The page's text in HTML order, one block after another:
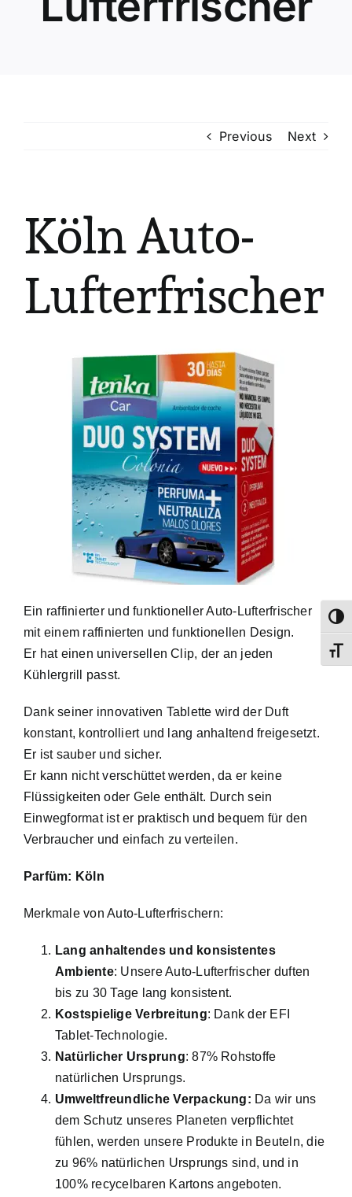
Previous Next
Köln Auto-
Lufterfrischer
Ein raffinierter und funktioneller Auto-Lufterfrischer
mit einem raffinierten und funktionellen Design.
Er hat einen universellen Clip, der an jeden
Kühlergrill passt.
Dank seiner innovativen Tablette wird der Duft
konstant, kontrolliert und lang anhaltend freigesetzt.
Er ist sauber und sicher.
Er kann nicht verschüttet werden, da er keine
Flüssigkeiten oder Gele enthält. Durch sein
Einwegformat ist er praktisch und bequem für den
Verbraucher und einfach zu verteilen.
Parfüm: Köln
Merkmale von Auto-Lufterfrischern:
Lang anhaltendes und konsistentes
Ambiente: Unsere Auto-Lufterfrischer duften
bis zu 30 Tage lang konsistent.
Kostspielige Verbreitung: Dank der EFI
Tablet-Technologie.
Natürlicher Ursprung: 87% Rohstoffe
natürlichen Ursprungs.
Umweltfreundliche Verpackung: Da wir uns
dem Schutz unseres Planeten verpflichtet
fühlen, werden unsere Produkte in Beuteln, die
zu 96% natürlichen Ursprungs sind, und in
100% recycelbaren Kartons angeboten.